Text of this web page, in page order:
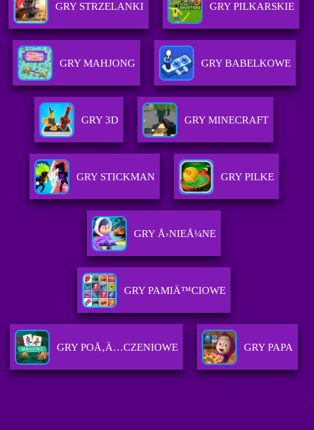
GRY STRZELANKI GRY PILKARSKIE
GRY MAHJONG GRY BABELKOWE
GRY 3D GRY MINECRAFT
GRY STICKMAN GRY PILKE
GRY Å›NIEÅ¼NE
GRY PAMIÄ™CIOWE
GRY POÅ‚Ä…CZENIOWE GRY PAPA